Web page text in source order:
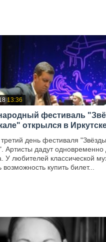
13:36
фестиваль
открылся в
день фестиваля
Артисты дадут одновременно
У любителей классической
купить билет...